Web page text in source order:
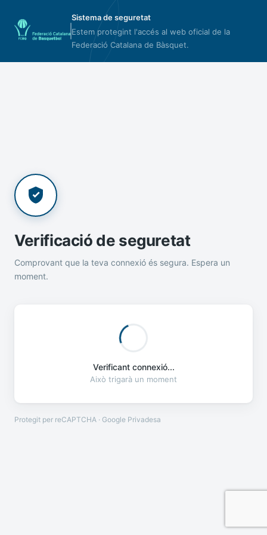
Sistema de seguretat
Estem protegint l'accés al web oficial de la
Federació Catalana de Bàsquet.
Verificació de seguretat
Comprovant que la teva connexió és segura. Espera un
moment.
Verificant connexió...
Això trigarà un moment
Protegit per reCAPTCHA · Google Privadesa